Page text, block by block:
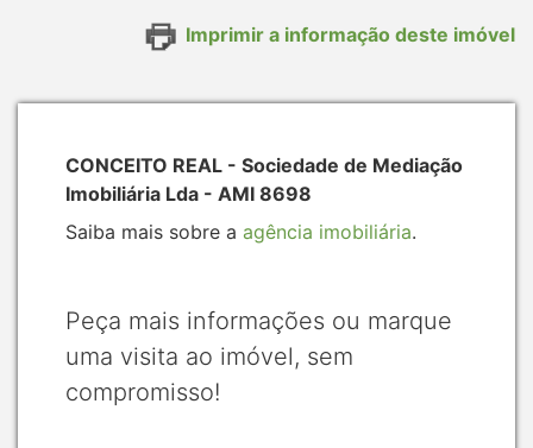
Imprimir a informação deste imóvel
CONCEITO REAL - Sociedade de Mediação
Imobiliária Lda - AMI 8698
Saiba mais sobre a agência imobiliária.
Peça mais informações ou marque
uma visita ao imóvel, sem
compromisso!